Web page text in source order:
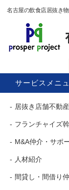
名古屋の飲食店居抜き
サービスメニ
居抜き店舗不動
フランチャイズ
M&A仲介・サポ
人材紹介
間貸し・間借り